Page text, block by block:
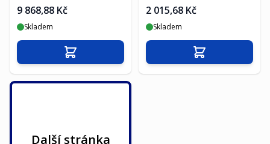
9 868,88 Kč
Skladem
Přidat do košíku
2 015,68 Kč
Skladem
Přidat do košíku
Další stránka